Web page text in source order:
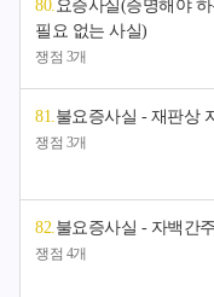
80.요증사실(증명해야
필요 없는 사실)
쟁점 3개
81.불요증사실 - 재판상
쟁점 3개
82.불요증사실 - 자백간
쟁점 4개